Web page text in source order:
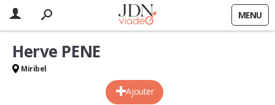
MENU
Ajouter
Herve PENE
Miribel